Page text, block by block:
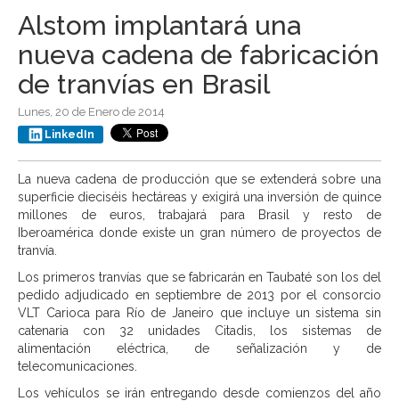
Alstom implantará una
nueva cadena de fabricación
de tranvías en Brasil
Lunes, 20 de Enero de 2014
LinkedIn
La nueva cadena de producción que se extenderá sobre una
superficie dieciséis hectáreas y exigirá una inversión de quince
millones de euros, trabajará para Brasil y resto de
Iberoamérica donde existe un gran número de proyectos de
tranvía.
Los primeros tranvías que se fabricarán en Taubaté son los del
pedido adjudicado en septiembre de 2013 por el consorcio
VLT Carioca para Río de Janeiro que incluye un sistema sin
catenaria con 32 unidades Citadis, los sistemas de
alimentación eléctrica, de señalización y de
telecomunicaciones.
Los vehículos se irán entregando desde comienzos del año